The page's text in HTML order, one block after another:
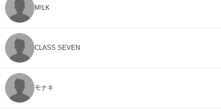
M!LK
CLASS SEVEN
モナキ